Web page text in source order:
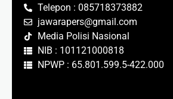
Telepon : 085718373882
jawarapers@gmail.com
Media Polisi Nasional
NIB : 101121000818
NPWP : 65.801.599.5-422.000